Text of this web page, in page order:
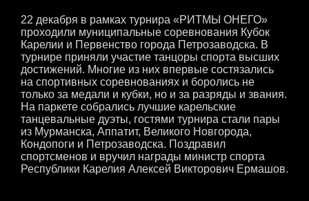
22 декабря в рамках турнира «РИТМЫ ОНЕГО»
проходили муниципальные соревнования Кубок
Карелии и Первенство города Петрозаводска. В
турнире приняли участие танцоры спорта высших
достижений. Многие из них впервые состязались
на спортивных соревнованиях и боролись не
только за медали и кубки, но и за разряды и звания.
На паркете собрались лучшие карельские
танцевальные дуэты, гостями турнира стали пары
из Мурманска, Аппатит, Великого Новгорода,
Кондопоги и Петрозаводска. Поздравил
спортсменов и вручил награды министр спорта
Республики Карелия Алексей Викторович Ермашов.